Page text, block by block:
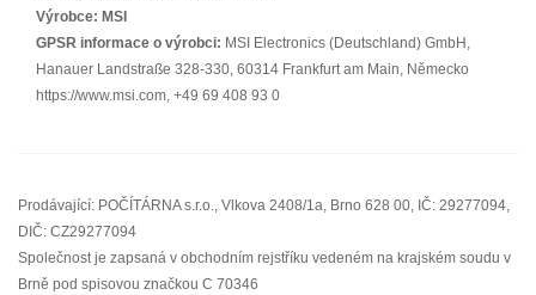
Výrobce: MSI
GPSR informace o výrobci: MSI Electronics (Deutschland) GmbH,
Hanauer Landstraße 328-330, 60314 Frankfurt am Main, Německo
https://www.msi.com, +49 69 408 93 0
Prodávající: POČÍTÁRNA s.r.o., Vlkova 2408/1a, Brno 628 00, IČ: 29277094,
DIČ: CZ29277094
Společnost je zapsaná v obchodním rejstříku vedeném na krajském soudu v
Brně pod spisovou značkou C 70346